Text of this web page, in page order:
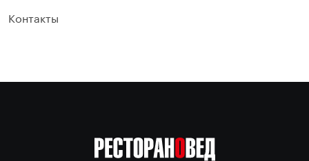
Контакты